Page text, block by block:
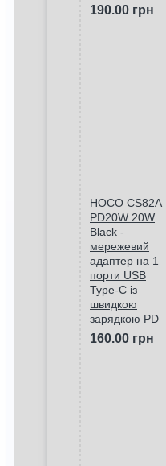
190.00 грн
HOCO CS82A
PD20W 20W
Black -
мережевий
адаптер на 1
порти USB
Type-C із
швидкою
зарядкою PD
160.00 грн